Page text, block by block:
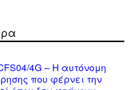
4G – Η αυτόνομη
που φέρνει την